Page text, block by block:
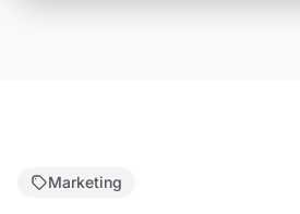
Marketing